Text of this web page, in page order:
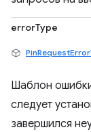
errorType
Шаблон
следует
завершился